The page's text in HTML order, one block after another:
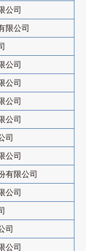
公司
限公司
公司
公司
公司
公司
司
公司
有限公司
公司
司
公司